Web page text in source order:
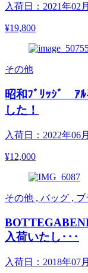
入荷日：2021年02
¥19,800
その他
昭和ﾌﾞﾘｯｼﾞ ｱ
した！
入荷日：2022年06
¥12,000
その他 , バッグ ,
入荷いたし･･･
入荷日：2018年07